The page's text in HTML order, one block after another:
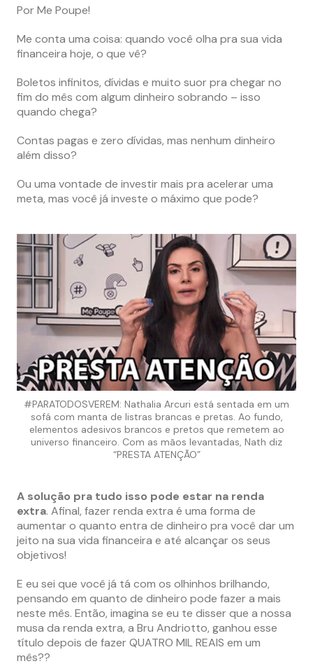
Por Me Poupe!
Me conta uma coisa: quando você olha pra sua vida
financeira hoje, o que vê?
Boletos infinitos, dívidas e muito suor pra chegar no
fim do mês com algum dinheiro sobrando – isso
quando chega?
Contas pagas e zero dívidas, mas nenhum dinheiro
além disso?
Ou uma vontade de investir mais pra acelerar uma
meta, mas você já investe o máximo que pode?
#PARATODOSVEREM: Nathalia Arcuri está sentada em um
sofá com manta de listras brancas e pretas. Ao fundo,
elementos adesivos brancos e pretos que remetem ao
universo financeiro. Com as mãos levantadas, Nath diz
“PRESTA ATENÇÃO”
A solução pra tudo isso pode estar na renda
extra. Afinal, fazer renda extra é uma forma de
aumentar o quanto entra de dinheiro pra você dar um
jeito na sua vida financeira e até alcançar os seus
objetivos!
E eu sei que você já tá com os olhinhos brilhando,
pensando em quanto de dinheiro pode fazer a mais
neste mês. Então, imagina se eu te disser que a nossa
musa da renda extra, a Bru Andriotto, ganhou esse
título depois de fazer QUATRO MIL REAIS em um
mês??